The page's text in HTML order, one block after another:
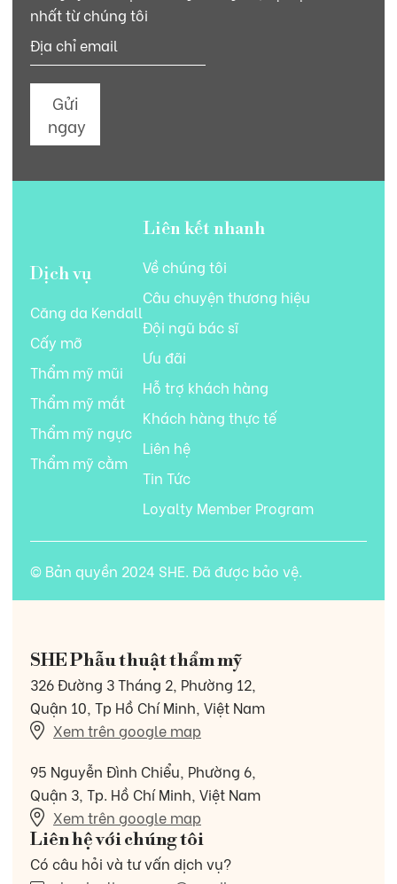
nhất từ chúng tôi
Gửi
ngay
Dịch vụ
Căng da Kendall
Cấy mỡ
Thẩm mỹ mũi
Thẩm mỹ mắt
Thẩm mỹ ngực
Thẩm mỹ cằm
Liên kết nhanh
Về chúng tôi
Câu chuyện thương hiệu
Đội ngũ bác sĩ
Ưu đãi
Hỗ trợ khách hàng
Khách hàng thực tế
Liên hệ
Tin Tức
Loyalty Member Program
© Bản quyền 2024 SHE. Đã được bảo vệ.
SHE Phẫu thuật thẩm mỹ
326 Đường 3 Tháng 2, Phường 12,
Quận 10, Tp Hồ Chí Minh, Việt Nam
Xem trên google map
95 Nguyễn Đình Chiểu, Phường 6,
Quận 3, Tp. Hồ Chí Minh, Việt Nam
Xem trên google map
Liên hệ với chúng tôi
Có câu hỏi và tư vấn dịch vụ?